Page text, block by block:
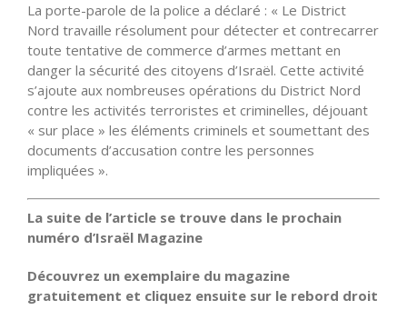
La porte-parole de la police a déclaré : « Le District
Nord travaille résolument pour détecter et contrecarrer
toute tentative de commerce d’armes mettant en
danger la sécurité des citoyens d’Israël. Cette activité
s’ajoute aux nombreuses opérations du District Nord
contre les activités terroristes et criminelles, déjouant
« sur place » les éléments criminels et soumettant des
documents d’accusation contre les personnes
impliquées ».
La suite de l’article se trouve dans le prochain
numéro d’Israël Magazine
Découvrez un exemplaire du magazine
gratuitement et cliquez ensuite sur le rebord droit